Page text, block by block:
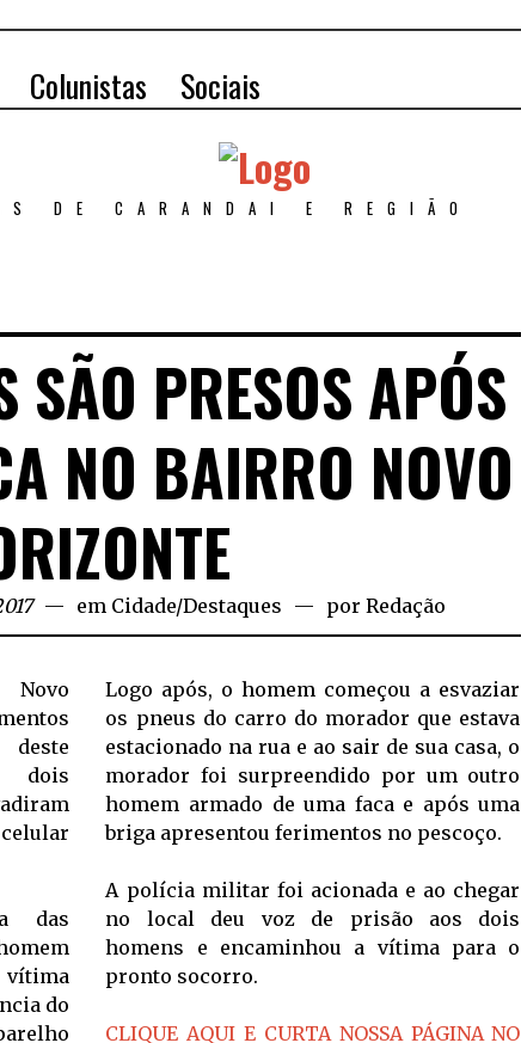
Colunistas Sociais
DE CARANDAI E REGIÃO
SÃO PRESOS APÓS
NO BAIRRO NOVO
em Cidade/Destaques por Redação
dois
das
do
Logo após, o homem começou a esvaziar
os pneus do carro do morador que estava
estacionado na rua e ao sair de sua casa, o
morador foi surpreendido por um outro
homem armado de uma faca e após uma
briga apresentou ferimentos no pescoço.
A polícia militar foi acionada e ao chegar
no local deu voz de prisão aos dois
homens e encaminhou a vítima para o
pronto socorro.
CLIQUE AQUI E CURTA NOSSA PÁGINA NO